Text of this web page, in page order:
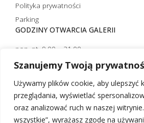
Szanujemy Twoją
Używamy plików cookie, aby ulepszyć
przeglądania, wyświetlać
oraz analizować ruch w naszej
wszystkie”, wyrażasz zgodę na
Polityka prywatności
Parking
GODZINY OTWARCIA GALERII
pon.-pt. 9.00 – 21.00
sobota 10.00 – 21.00
niedziela niehandlowa 12.00 – 20.00
restauracyjna)